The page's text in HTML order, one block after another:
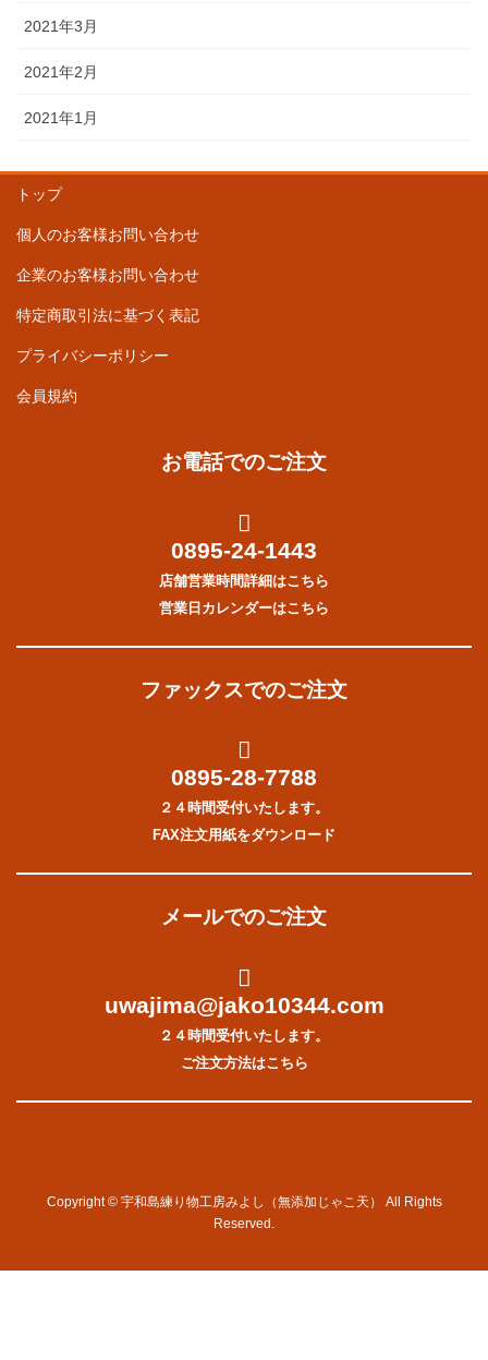
2021年3月
2021年2月
2021年1月
トップ
個人のお客様お問い合わせ
企業のお客様お問い合わせ
特定商取引法に基づく表記
プライバシーポリシー
会員規約
お電話でのご注文
0895-24-1443
店舗営業時間詳細はこちら
営業日カレンダーはこちら
ファックスでのご注文
0895-28-7788
２４時間受付いたします。
FAX注文用紙をダウンロード
メールでのご注文
uwajima@jako10344.com
２４時間受付いたします。
ご注文方法はこちら
Copyright © 宇和島練り物工房みよし（無添加じゃこ天） All Rights
Reserved.